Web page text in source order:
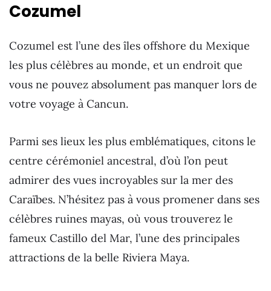
Cozumel
Cozumel est l’une des îles offshore du Mexique
les plus célèbres au monde, et un endroit que
vous ne pouvez absolument pas manquer lors de
votre voyage à Cancun.
Parmi ses lieux les plus emblématiques, citons le
centre cérémoniel ancestral, d’où l’on peut
admirer des vues incroyables sur la mer des
Caraïbes. N’hésitez pas à vous promener dans ses
célèbres ruines mayas, où vous trouverez le
fameux Castillo del Mar, l’une des principales
attractions de la belle Riviera Maya.